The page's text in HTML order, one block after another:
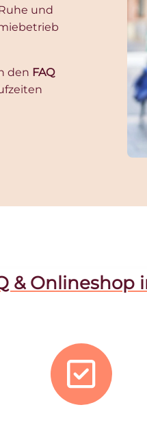
und
den FAQ
&